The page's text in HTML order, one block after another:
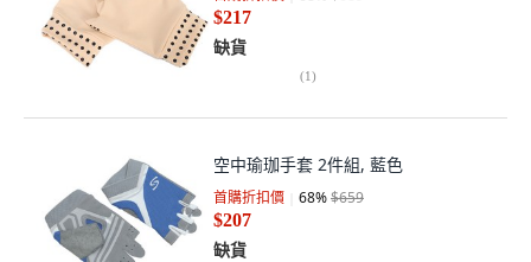
$217
缺貨
(1)
空中瑜珈手套 2件組, 藍色
首購折扣價 68%$659
$207
缺貨